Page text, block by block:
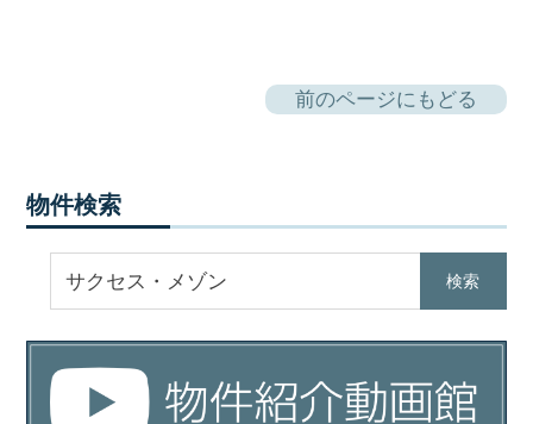
前のページにもどる
物件検索